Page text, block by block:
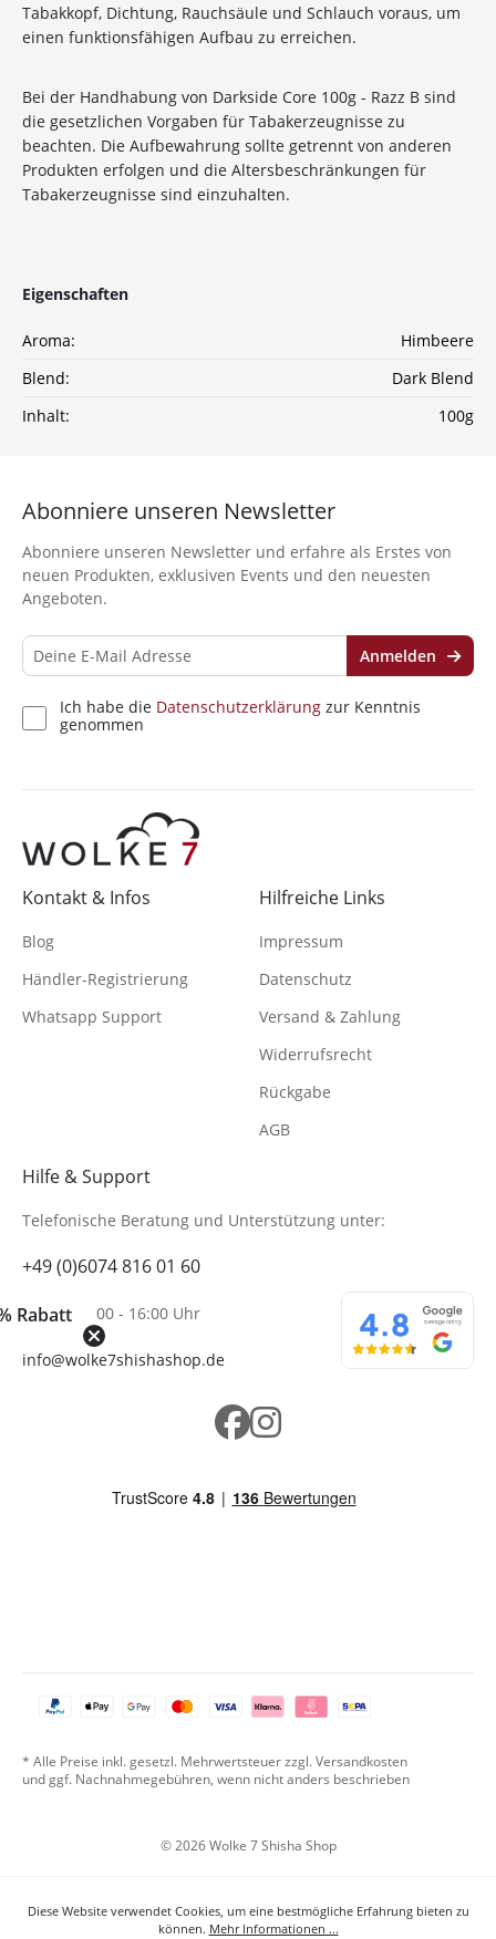
Tabakkopf, Dichtung, Rauchsäule und Schlauch voraus, um
einen funktionsfähigen Aufbau zu erreichen.
Bei der Handhabung von Darkside Core 100g - Razz B sind
die gesetzlichen Vorgaben für Tabakerzeugnisse zu
beachten. Die Aufbewahrung sollte getrennt von anderen
Produkten erfolgen und die Altersbeschränkungen für
Tabakerzeugnisse sind einzuhalten.
Eigenschaften
Aroma:
Himbeere
Blend:
Dark Blend
Inhalt:
100g
10%Newsletter-Rabatt
auf deine Bestellung
Sichere dir jetzt 10% Rabatt* auf deine Bestellung
bei Wolke7ShishaShop.de!
Nutze unseren exklusiven Rabattcode und spare bei
deiner nächsten Bestellung in unserem Online-Shop.
Anmelden
Rabatt
Hilfe & Support
Telefonische Beratung und Unterstützung unter:
+49 (0)6074 816 01 60
Mo-Fr. 10:00 - 16:00 Uhr
info@wolke7shishashop.de
Kontakt & Infos
Blog
Händler-Registrierung
Whatsapp Support
Hilfreiche Links
Impressum
Datenschutz
Versand & Zahlung
Widerrufsrecht
Rückgabe
AGB
Abonniere unseren Newsletter
Abonniere unseren Newsletter und erfahre als Erstes von
neuen Produkten, exklusiven Events und den neuesten
Angeboten.
Ich habe die Datenschutzerklärung zur Kenntnis
genommen
Anmelden
© 2026 Wolke 7 Shisha Shop
* Alle Preise inkl. gesetzl. Mehrwertsteuer zzgl. Versandkosten
und ggf. Nachnahmegebühren, wenn nicht anders beschrieben
Diese Website verwendet Cookies, um eine bestmögliche Erfahrung bieten zu
können. Mehr Informationen ...